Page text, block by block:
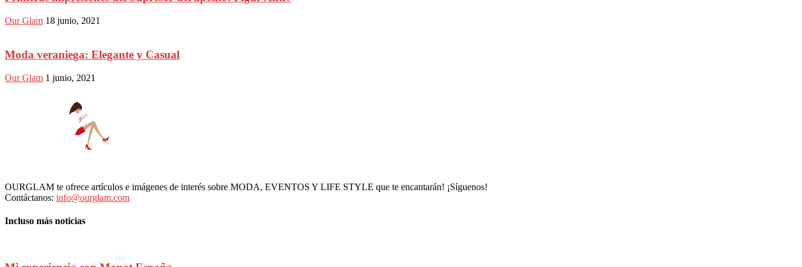
Our Glam 18 junio, 2021
Moda veraniega: Elegante y Casual
Our Glam 1 junio, 2021
OURGLAM te ofrece artículos e imágenes de interés sobre MODA, EVENTOS Y LIFE STYLE que te encantarán! ¡Síguenos!
Contáctanos: info@ourglam.com
Incluso más noticias